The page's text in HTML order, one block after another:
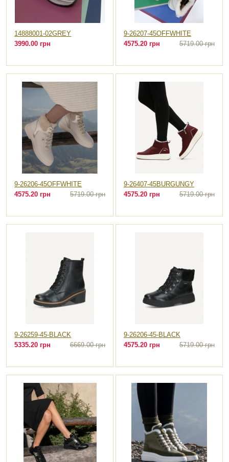
14888001-02GREY
3990.00 грн
9-26207-45OFFWHITE
4575.20 грн
5719.00 грн
9-26206-45OFFWHITE
4575.20 грн
5719.00 грн
9-26407-45BURGUNGY
4575.20 грн
5719.00 грн
9-26259-45-BLACK
5335.20 грн
6669.00 грн
9-26206-45-BLACK
4575.20 грн
5719.00 грн